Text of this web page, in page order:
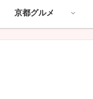
京都グルメ